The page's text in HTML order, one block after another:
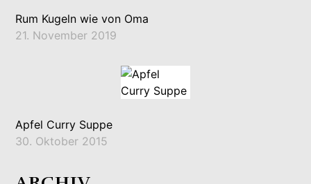
Rum Kugeln wie von Oma
21. November 2019
Apfel Curry Suppe
30. Oktober 2015